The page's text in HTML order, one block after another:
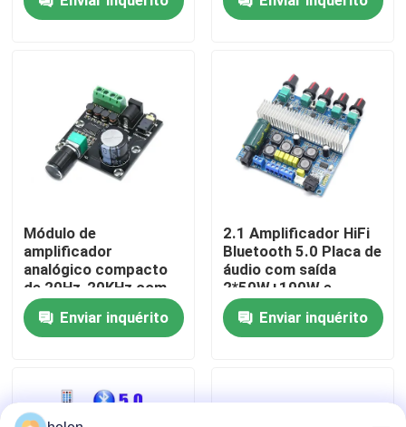
Sobre Nós
Controle de Qualidade
Notícias
Casos
Módulo da placa do amplificador
Amplificadora Classe
SNR de 90 dB e
potência de saída de 3
Módulo de
amplificador
analógico compacto
de 20Hz-20KHz com
interface de entrada
de 3,5 mm e
acabamento prateado
Enviar inquérito
2.1 Amplificador HiFi
Bluetooth 5.0 Placa de
áudio com saída
2*50W+100W e
alimentação
DC12~24VEnviar inquérito